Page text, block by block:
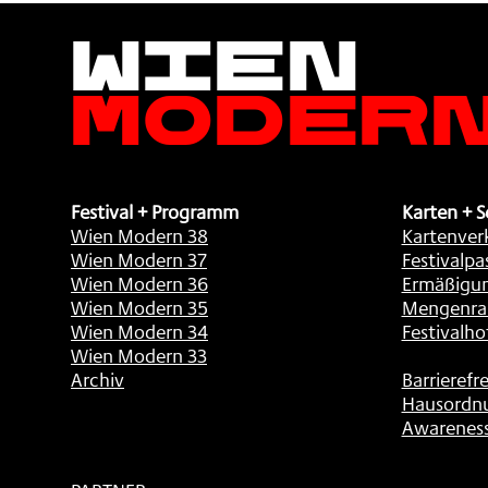
Wien
Festival + Programm
Wien Modern 38
Wien Modern 37
Wien Modern 36
Wien Modern 35
Wien Modern 34
Wien Modern 33
Archiv
Karten +